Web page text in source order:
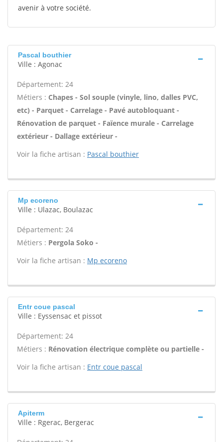
avenir à votre société.
Pascal bouthier
Ville : Agonac
Département: 24
Métiers : Chapes - Sol souple (vinyle, lino, dalles PVC,
etc) - Parquet - Carrelage - Pavé autobloquant -
Rénovation de parquet - Faïence murale - Carrelage
extérieur - Dallage extérieur -
Voir la fiche artisan : Pascal bouthier
Mp ecoreno
Ville : Ulazac, Boulazac
Département: 24
Métiers : Pergola Soko -
Voir la fiche artisan : Mp ecoreno
Entr coue pascal
Ville : Eyssensac et pissot
Département: 24
Métiers : Rénovation électrique complète ou partielle -
Voir la fiche artisan : Entr coue pascal
Apiterm
Ville : Rgerac, Bergerac